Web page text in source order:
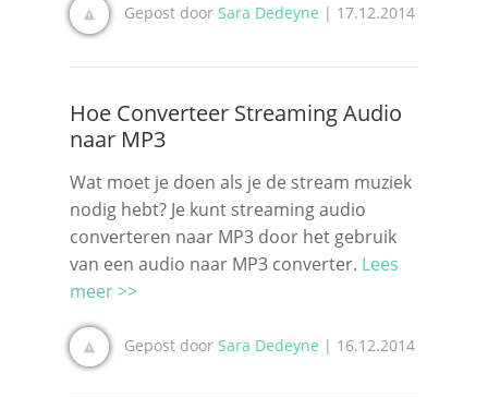
Gepost door Sara Dedeyne | 17.12.2014
Hoe Converteer Streaming Audio
naar MP3
Wat moet je doen als je de stream muziek
nodig hebt? Je kunt streaming audio
converteren naar MP3 door het gebruik
van een audio naar MP3 converter. Lees
meer >>
Gepost door Sara Dedeyne | 16.12.2014